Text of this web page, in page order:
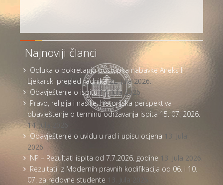
Najnoviji članci
Odluka o pokretanju postupka nabavke Aneks II –
Ljekarski pregled radnika 22. Jula 2026.
Obavještenje o ispitu 14. Jula 2026.
Pravo, religija i nasilje: historijska perspektiva –
obavještenje o terminu održavanja ispita 15. 07. 2026.
14. Jula 2026.
Obavještenje o uvidu u rad i upisu ocjena 13. Jula
2026.
NP – Rezultati ispita od 7.7.2026. godine 13. Jula 2026.
Rezultati iz Modernih pravnih kodifikacija od 06. i 10.
07. za redovne studente 13. Jula 2026.